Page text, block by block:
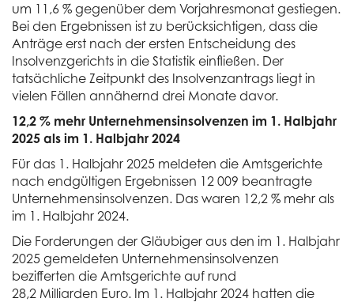
um 11,6 % gegenüber dem Vorjahresmonat gestiegen.
Bei den Ergebnissen ist zu berücksichtigen, dass die
Anträge erst nach der ersten Entscheidung des
Insolvenzgerichts in die Statistik einfließen. Der
tatsächliche Zeitpunkt des Insolvenzantrags liegt in
vielen Fällen annähernd drei Monate davor.
12,2 % mehr Unternehmensinsolvenzen im 1. Halbjahr
2025 als im 1. Halbjahr 2024
Für das 1. Halbjahr 2025 meldeten die Amtsgerichte
nach endgültigen Ergebnissen 12 009 beantragte
Unternehmensinsolvenzen. Das waren 12,2 % mehr als
im 1. Halbjahr 2024.
Die Forderungen der Gläubiger aus den im 1. Halbjahr
2025 gemeldeten Unternehmensinsolvenzen
bezifferten die Amtsgerichte auf rund
28,2 Milliarden Euro. Im 1. Halbjahr 2024 hatten die